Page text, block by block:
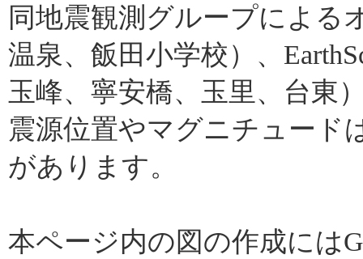
同地震観測グループによる
温泉、飯田小学校）、
玉峰、寧安橋、玉里、台東
震源位置やマグニチュード
があります。
本ページ内の図の作成には